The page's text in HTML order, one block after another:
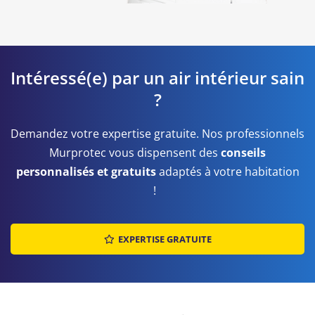
Intéressé(e) par un air intérieur sain
?
Demandez votre expertise gratuite. Nos professionnels
Murprotec vous dispensent des conseils
personnalisés et gratuitsadaptés à votre habitation
!
EXPERTISE GRATUITE